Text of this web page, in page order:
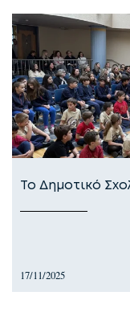
Το Δημοτικό
17/11/2025